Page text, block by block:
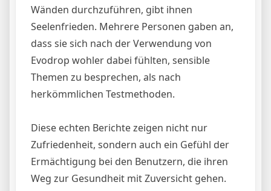
Wänden durchzuführen, gibt ihnen
Seelenfrieden. Mehrere Personen gaben an,
dass sie sich nach der Verwendung von
Evodrop wohler dabei fühlten, sensible
Themen zu besprechen, als nach
herkömmlichen Testmethoden.
Diese echten Berichte zeigen nicht nur
Zufriedenheit, sondern auch ein Gefühl der
Ermächtigung bei den Benutzern, die ihren
Weg zur Gesundheit mit Zuversicht gehen.